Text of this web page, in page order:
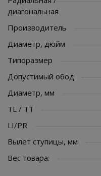
диагональная
Производитель
Диаметр, дюйм
Типоразмер
Допустимый обод
Диаметр, мм
TL / TT
LI/PR
Вылет ступицы, мм
Вес товара: